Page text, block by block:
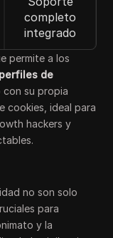
completo
integrado
permite a los
de
con su propia
cookies, ideal para
hackers y
no son solo
para
y la